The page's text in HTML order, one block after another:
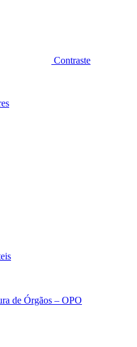
Contraste
de Órgãos – OPO